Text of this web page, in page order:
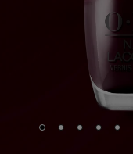
Skip to slide
Skip to slide
Skip to
Skip